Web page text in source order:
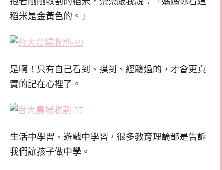
稻米是金黃色的。」
是啊！只有自己看到、摸到、經驗過的，才會更真
實的記在心裡了。
生活中學習、遊戲中學習，很多教育理論都是告訴
我們讓孩子做中學。